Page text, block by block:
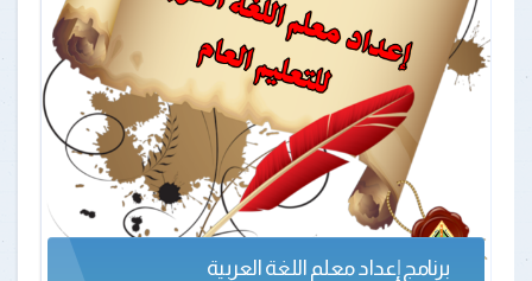
برنامج إعداد معلم اللغة العربية